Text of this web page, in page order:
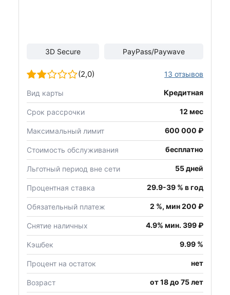
3D Secure PayPass/Paywave
(2,0) 13 отзывов
Вид карты Кредитная
Срок рассрочки 12 мес
Максимальный лимит 600 000 ₽
Стоимость обслуживания бесплатно
Льготный период вне сети 55 дней
Процентная ставка 29.9-39 % в год
Обязательный платеж 2 %, мин 200 ₽
Снятие наличных 4.9% мин. 399 ₽
Кэшбек 9.99 %
Процент на остаток нет
Возраст от 18 до 75 лет